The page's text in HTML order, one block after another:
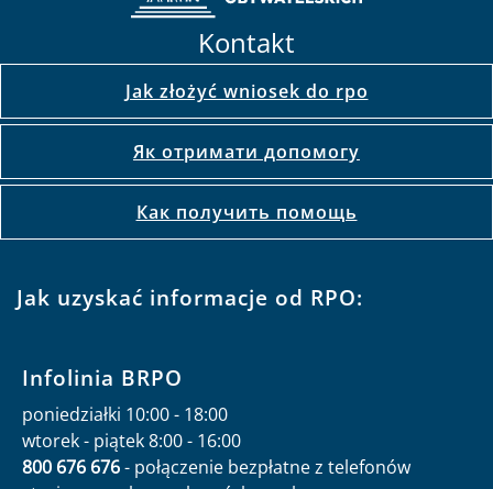
Kontakt
Jak złożyć wniosek do rpo
Як отримати допомогу
Как получить помощь
Jak uzyskać informacje od RPO:
Infolinia BRPO
poniedziałki 10:00 - 18:00
wtorek - piątek 8:00 - 16:00
800 676 676- połączenie bezpłatne z telefonów